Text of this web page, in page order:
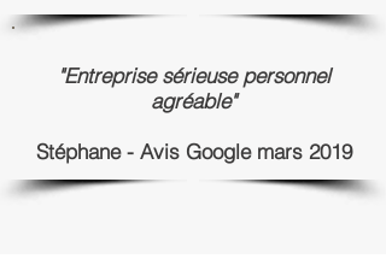
"Entreprise sérieuse personnel
agréable"
Stéphane - Avis Google mars 2019